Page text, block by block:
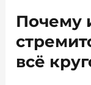
Почему
всё